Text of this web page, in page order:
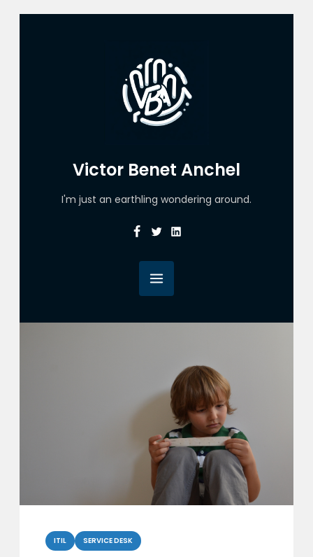
Victor Benet Anchel
I'm just an earthling wondering around.
Facebook
TwitterLinkedin
Categorias
ITIL SERVICE DESK